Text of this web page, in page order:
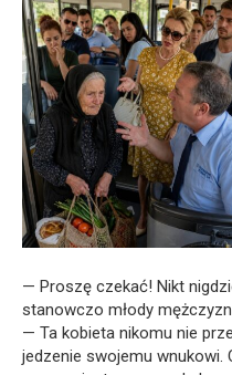
— Proszę czekać! Nikt
stanowczo młody
— Ta kobieta nikomu nie
jedzenie swojemu wnukowi.